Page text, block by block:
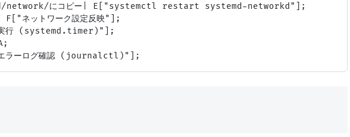
にコピー| E["systemctl restart systemd-networkd"];
ネットワーク設定反映"];
行 (systemd.timer)"];